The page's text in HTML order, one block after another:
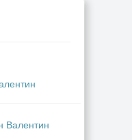
Валентин